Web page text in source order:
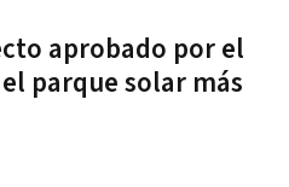
aprobado por el
parque solar más